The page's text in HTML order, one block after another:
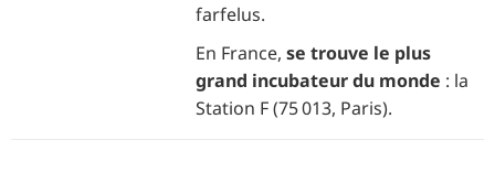
farfelus.
En France, se trouve le plus
grand incubateur du monde : la
Station F (75 013, Paris).